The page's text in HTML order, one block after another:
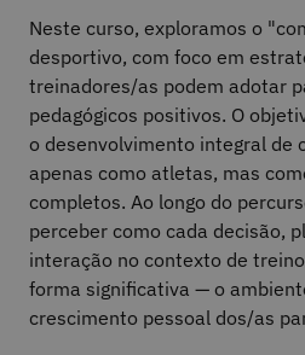
Neste curso, exploramos o
desportivo, com foco em
treinadores/as podem adotar
pedagógicos positivos. O
o desenvolvimento integral de
apenas como atletas, mas
completos. Ao longo do
perceber como cada decisão,
interação no contexto de
forma significativa — o
crescimento pessoal dos/as